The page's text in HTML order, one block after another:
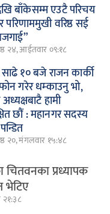
बाँकेसम्म एउटै परिचय
परिणाममुखी वरिष्ठ सई
२४, आईतवार ०९:१८
१० बजे राजन कार्की
गरेर धम्काउनु भो,
हामी
छौं : महानगर सदस्य
२०, मंगलवार १५:४८
चितवनका प्रध्यापक
भेटिए